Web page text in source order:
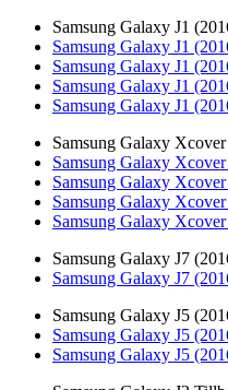
Samsung Galaxy J1
Samsung Galaxy J1
Samsung Galaxy J1
Samsung Galaxy J1
Samsung Galaxy J1
Samsung Galaxy
Samsung Galaxy
Samsung Galaxy
Samsung Galaxy
Samsung Galaxy
Samsung Galaxy J7
Samsung Galaxy J7
Samsung Galaxy J5
Samsung Galaxy J5
Samsung Galaxy J5